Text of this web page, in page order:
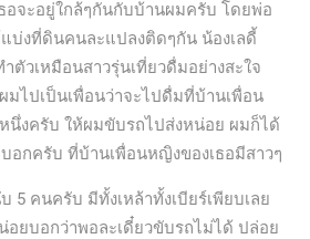
อจะอยู่ใกล้ๆกันกับบ้านผมครับ โดยพ่อ
บ่งที่ดินคนละแปลงติดๆกัน น้องเลดี้
ตัวเหมือนสาวรุ่นเที่ยวดื่มอย่างสะใจ
มไปเป็นเพื่อนว่าจะไปดื่มที่บ้านเพื่อน
งครับ ให้ผมขับรถไปส่งหน่อย ผมก็ได้
อกครับ ที่บ้านเพื่อนหญิงของเธอมีสาวๆ
5 คนครับ มีทั้งเหล้าทั้งเบียร์เพียบเลย
ยบอกว่าพอละเดี๋ยวขับรถไม่ได้ ปล่อย